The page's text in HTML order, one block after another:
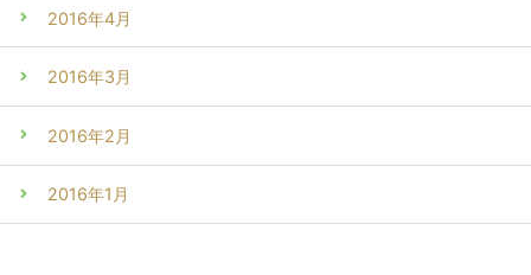
2016年4月
2016年3月
2016年2月
2016年1月